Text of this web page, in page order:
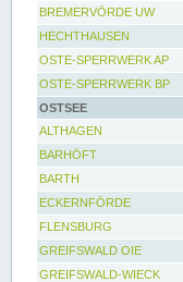
BREMERVÖRDE UW
HECHTHAUSEN
OSTE-SPERRWERK AP
OSTE-SPERRWERK BP
OSTSEE
ALTHAGEN
BARHÖFT
BARTH
ECKERNFÖRDE
FLENSBURG
GREIFSWALD OIE
GREIFSWALD-WIECK